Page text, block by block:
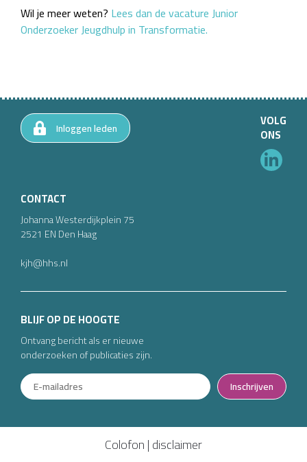
Wil je meer weten? Lees dan de vacature Junior
Onderzoeker Jeugdhulp in Transformatie.
CONTACT
Johanna Westerdijkplein75
2521 ENDen Haag
kjh@hhs.nl
Inloggen leden
BLIJF OP DE HOOGTE
Ontvang bericht als er nieuwe
onderzoeken of publicaties zijn.
Inschrijven
VOLG
ONS
Colofon|disclaimer